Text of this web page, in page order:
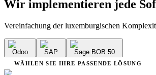
Wir implementieren jede
Vereinfachung der luxemburgischen
Odoo SAP Sage BOB 50
WÄHLEN SIE IHRE PASSENDE LÖSUNG